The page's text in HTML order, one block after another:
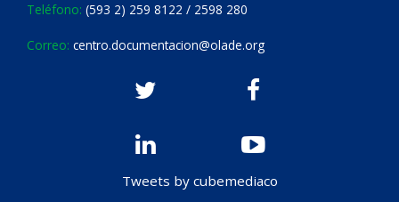
Teléfono: (593 2) 259 8122 / 2598 280
Correo: centro.documentacion@olade.org
Tweets by cubemediaco